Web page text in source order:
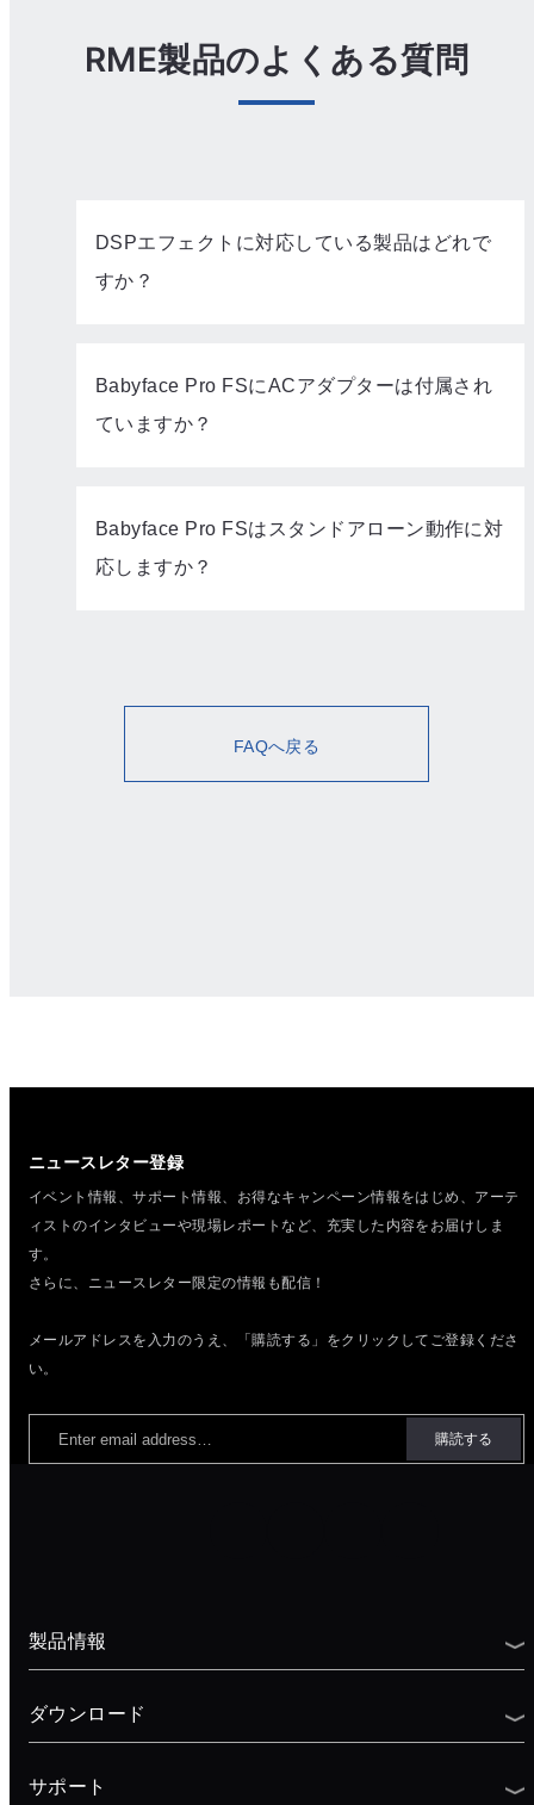
RME製品のよくある質問
DSPエフェクトに対応している製品はどれで
すか？
Babyface Pro FSにACアダプターは付属され
ていますか？
Babyface Pro FSはスタンドアローン動作に対
応しますか？
FAQへ戻る
ニュースレター登録
イベント情報、サポート情報、お得なキャンペーン情報をはじめ、 アーテ
ィストのインタビューや現場レポートなど、充実した内容をお届けしま
す。
さらに、ニュースレター限定の情報も配信！
メールアドレスを入力のうえ、「購読する」をクリックしてご登録くださ
い。
製品情報
ダウンロード
サポート